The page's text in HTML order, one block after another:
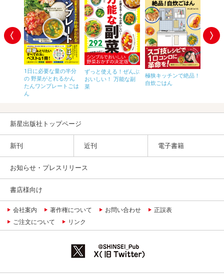
1日に必要な量の半分
の 野菜がとれるかん
たんワンプレートごは
ん
ずっと使える！ぜんぶ
おいしい！ 万能な副
菜
極狭キッチンで絶品！
自炊ごはん
新星出版社トップページ
新刊 近刊 電子書籍
お知らせ・プレスリリース
書店様向け
会社案内 著作権について お問い合わせ
正誤表
ご注文について
リンク